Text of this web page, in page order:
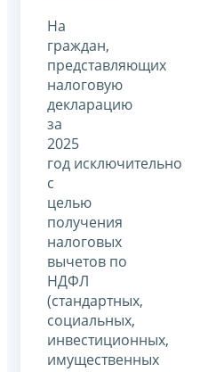
На
граждан,
представляющих
налоговую
декларацию
за
2025
год исключительно
с
целью
получения
налоговых
вычетов по
НДФЛ
(стандартных,
социальных,
инвестиционных,
имущественных